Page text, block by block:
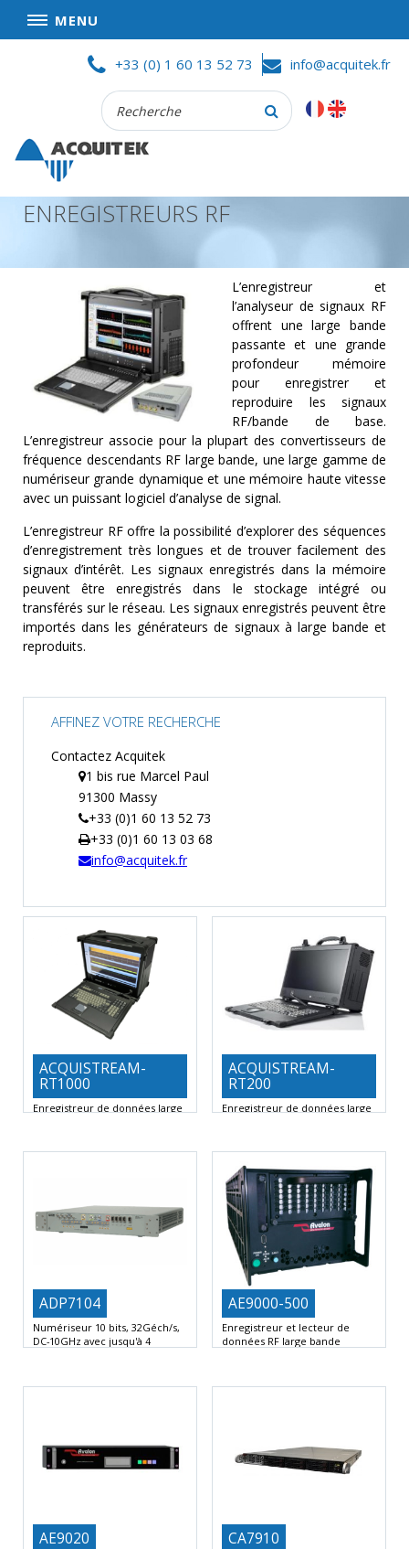
MENU
BONNES AFFAIRES
CONDITIONS GÉNÉRALES DE VENTES
CONFIDENTIALITÉ
ACQUISITION
DONNÉES
TEST
ET
TEMPS
ET
FRÉQUENCES
MARQUES
ACTUALITÉS
SERVICE & SUPPORT
+33 (0) 1 60 13 52 73 info@acquitek.fr
Recherche
:
ENREGISTREURS RF
L’enregistreur et
l’analyseur de signaux RF
offrent une large bande
passante et une grande
profondeur mémoire
pour enregistrer et
reproduire les signaux
RF/bande de base.
L’enregistreur associe pour la plupart des convertisseurs de
fréquence descendants RF large bande, une large gamme de
numériseur grande dynamique et une mémoire haute vitesse
avec un puissant logiciel d’analyse de signal.
L’enregistreur RF offre la possibilité d’explorer des séquences
d’enregistrement très longues et de trouver facilement des
signaux d’intérêt. Les signaux enregistrés dans la mémoire
peuvent être enregistrés dans le stockage intégré ou
transférés sur le réseau. Les signaux enregistrés peuvent être
importés dans les générateurs de signaux à large bande et
reproduits.
AFFINEZ VOTRE RECHERCHE
Contactez Acquitek
1 bis rue Marcel Paul
91300 Massy
+33 (0)1 60 13 52 73
+33 (0)1 60 13 03 68
info@acquitek.fr
ACQUISTREAM-
RT1000
Enregistreur de données large
d’échantillonnage jusqu’à
ACQUISTREAM-
RT200
Enregistreur de données large
Enregistreur 2 canaux
Jusqu’à 200
Méch/sec
ADP7104
Numériseur 10 bits, 32Géch/s,
DC-10GHz avec jusqu'à 4
16
AE9000-500
Enregistreur et lecteur de
données RF large bande
1GHz
AE9020 CA7910